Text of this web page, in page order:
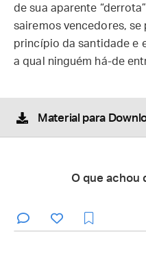
de sua aparente
sairemos vencedores, se
princípio da santidade e
a qual ninguém há-de
Material para
O que achou